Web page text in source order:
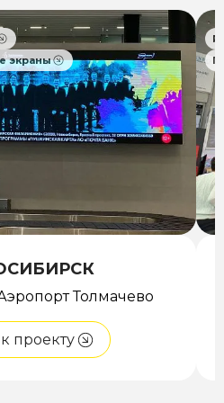
экраны
Толмачево
проекту